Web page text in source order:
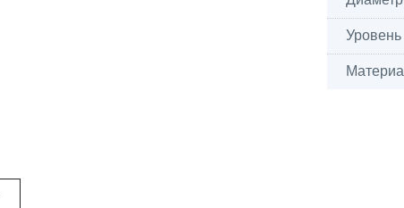
Уровень